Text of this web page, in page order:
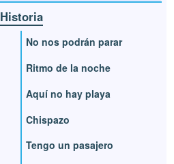
Historia
No nos podrán parar
Ritmo de la noche
Aquí no hay playa
Chispazo
Tengo un pasajero